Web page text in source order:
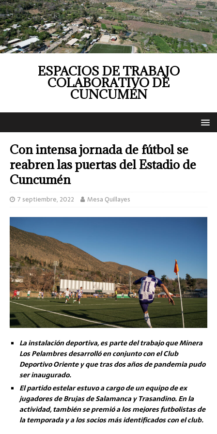
ESPACIOS DE TRABAJO
COLABORATIVO DE
CUNCUMÉN
Con intensa jornada de fútbol se
reabren las puertas del Estadio de
Cuncumén
7 septiembre, 2022 Mesa Quillayes
La instalación deportiva, es parte del trabajo que Minera
Los Pelambres desarrolló en conjunto con el Club
Deportivo Oriente y que tras dos años de pandemia pudo
ser inaugurado.
El partido estelar estuvo a cargo de un equipo de ex
jugadores de Brujas de Salamanca y Trasandino. En la
actividad, también se premió a los mejores futbolistas de
la temporada y a los socios más identificados con el club.